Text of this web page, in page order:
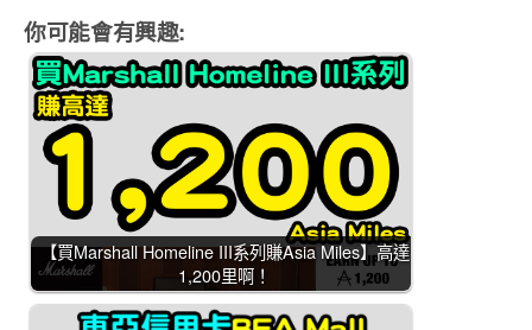
你可能會有興趣:
【買Marshall Homeline III系列賺Asia Miles】高達
1,200里啊！